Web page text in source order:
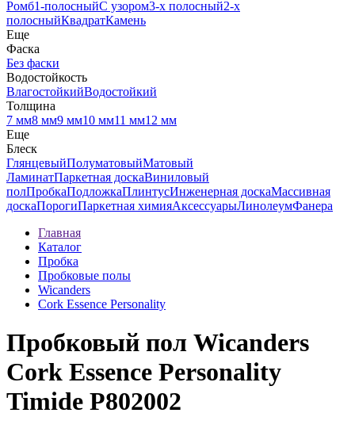
Ромб1-полосныйС узором3-х полосный2-х
полосныйКвадратКамень
Еще
Фаска
Без фаски
Водостойкость
ВлагостойкийВодостойкий
Толщина
7 мм8 мм9 мм10 мм11 мм12 мм
Еще
Блеск
ГлянцевыйПолуматовыйМатовый
ЛаминатПаркетная доскаВиниловый
полПробкаПодложкаПлинтусИнженерная доскаМассивная
доскаПорогиПаркетная химияАксессуарыЛинолеумФанера
Главная
Каталог
Пробка
Пробковые полы
Wicanders
Cork Essence Personality
Пробковый пол Wicanders
Cork Essence Personality
Timide P802002